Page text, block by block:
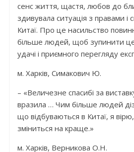
сенс життя, щастя, любов до
здивувала ситуація з правами
Китаї. Про це насильство
більше людей, щоб зупинити це
удачі і приємного перегляду
м. Харків, Симакович Ю.
– «Величезне спасибі за
вразила … Чим більше людей
що відбуваються в Китаї, я
зміниться на краще.»
м. Харків, Верникова О.Н.